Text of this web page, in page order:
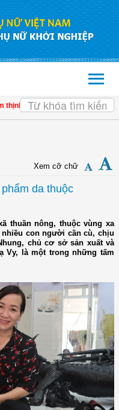
vượng | Hội LHPN tỉnh Kiên
Xem cỡ chữ
da thuộc
thuần nông, thuộc vùng xa
con người cần cù, chịu
chủ cơ sở sản xuất và
Vy, là một trong những tấm